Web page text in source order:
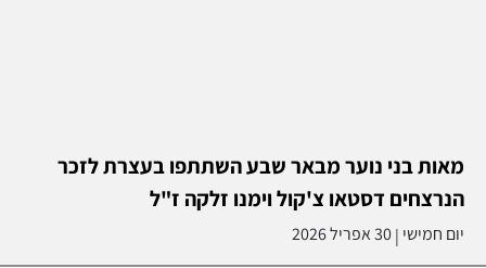
מאות בני נוער מבאר שבע השתתפו בעצרת לזכר
הנרצחים דסטאו צ'קול וימנו זלקה ז"ל
יום חמישי |30 אפריל 2026